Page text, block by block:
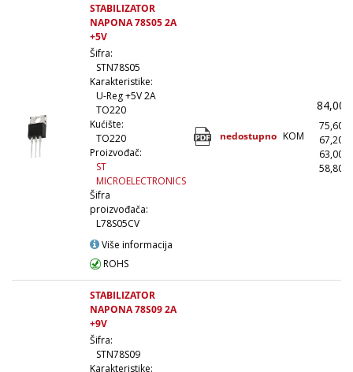
STABILIZATOR
NAPONA 78S05 2A
+5V
Šifra:
STN78S05
Karakteristike:
U-Reg +5V 2A
TO220
Kućište:
TO220
Proizvođač:
ST
MICROELECTRONICS
Šifra
proizvođača:
L78S05CV
Više informacija
ROHS
nedostupno KOM
84,00
75,60
67,20
63,00
58,80
STABILIZATOR
NAPONA 78S09 2A
+9V
Šifra:
STN78S09
Karakteristike: